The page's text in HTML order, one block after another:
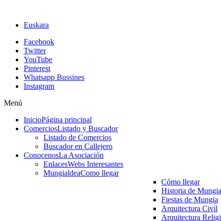
Euskara
Facebook
Twitter
YouTube
Pinterest
Whatsapp Bussines
Instagram
Menú
InicioPágina principal
ComerciosListado y Buscador
Listado de Comercios
Buscador en Callejero
ConocenosLa Asociación
EnlacesWebs Interesantes
MungialdeaComo llegar
Cómo llegar
Historia de Mungia
Fiestas de Mungia
Arquitectura Civil
Arquitectura